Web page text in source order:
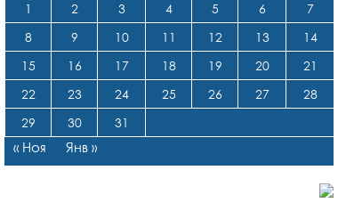
1 2 3 4 5 6
7
8
9 10 11 12 13
14
15
16 17 18 19 20
21
22
23 24 25 26 27
28
29
30 31
« Ноя Янв »